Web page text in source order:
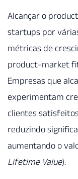
Alcançar o
startups por
métricas de
product-market fit
Empresas que
experimentam
clientes
reduzindo
aumentando o
Lifetime Value).